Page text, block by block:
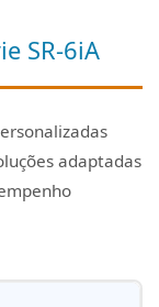
SR-6iA
adaptadas